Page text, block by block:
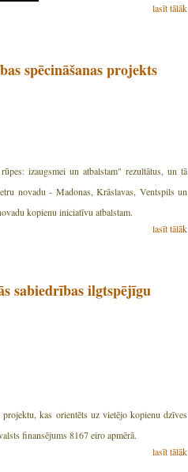
lasīt tālāk
spēcināšanas projekts
izaugsmei un atbalstam" rezultātus, un tā
novadu - Madonas, Krāslavas, Ventspils un
kopienu iniciatīvu atbalstam.
lasīt tālāk
sabiedrības ilgtspējīgu
kas orientēts uz vietējo kopienu dzīves
finansējums 8167 eiro apmērā.
lasīt tālāk